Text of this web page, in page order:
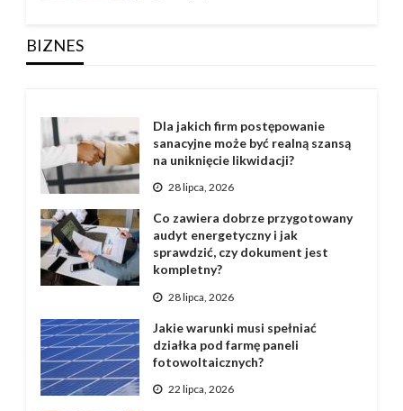
BIZNES
Dla jakich firm postępowanie
sanacyjne może być realną szansą
na uniknięcie likwidacji?
28 lipca, 2026
Co zawiera dobrze przygotowany
audyt energetyczny i jak
sprawdzić, czy dokument jest
kompletny?
28 lipca, 2026
Jakie warunki musi spełniać
działka pod farmę paneli
fotowoltaicznych?
22 lipca, 2026